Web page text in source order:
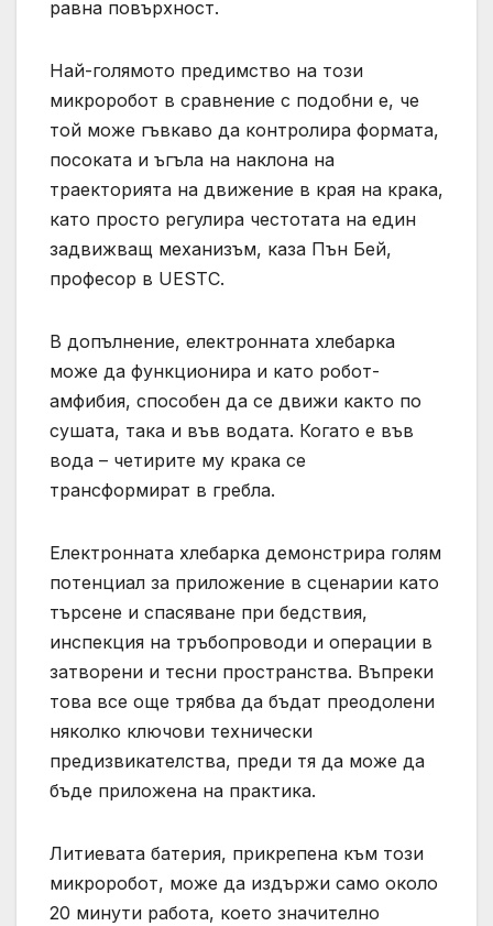
равна повърхност.
Най-голямото предимство на този
микроробот в сравнение с подобни е, че
той може гъвкаво да контролира формата,
посоката и ъгъла на наклона на
траекторията на движение в края на крака,
като просто регулира честотата на един
задвижващ механизъм, каза Пън Бей,
професор в UESTC.
В допълнение, електронната хлебарка
може да функционира и като робот-
амфибия, способен да се движи както по
сушата, така и във водата. Когато е във
вода – четирите му крака се
трансформират в гребла.
Електронната хлебарка демонстрира голям
потенциал за приложение в сценарии като
търсене и спасяване при бедствия,
инспекция на тръбопроводи и операции в
затворени и тесни пространства. Въпреки
това все още трябва да бъдат преодолени
няколко ключови технически
предизвикателства, преди тя да може да
бъде приложена на практика.
Литиевата батерия, прикрепена към този
микроробот, може да издържи само около
20 минути работа, което значително